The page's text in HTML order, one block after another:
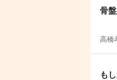
骨
高橋
も